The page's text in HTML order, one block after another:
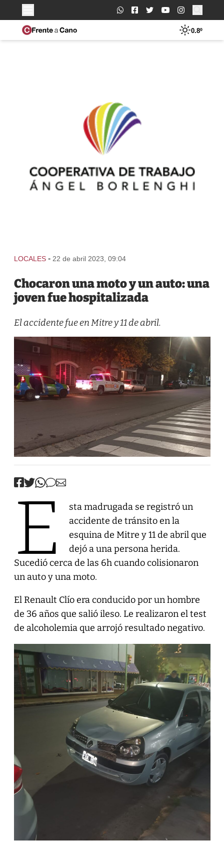
Buscar:
0.8º
LOCALES - 22 de abril 2023, 09:04
Chocaron una moto y un auto: una
joven fue hospitalizada
El accidente fue en Mitre y 11 de abril.
E
sta madrugada se registró un
accidente de tránsito en la
esquina de Mitre y 11 de abril que
dejó a una persona herida.
Sucedió cerca de las 6h cuando colisionaron
un auto y una moto.
El Renault Clío era conducido por un hombre
de 36 años que salió ileso. Le realizaron el test
de alcoholemia que arrojó resultado negativo.